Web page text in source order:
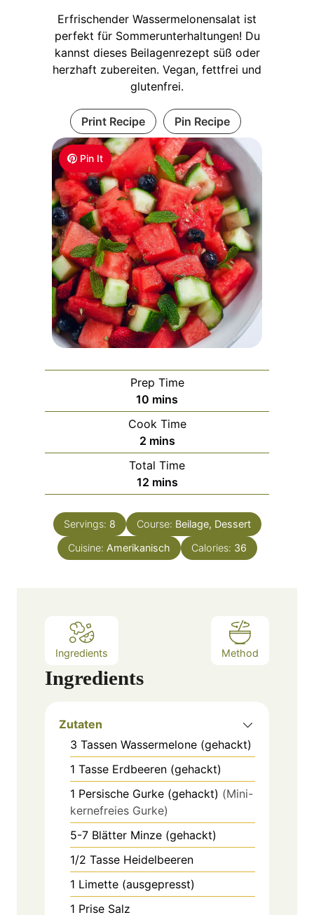
Pin It
Erfrischender Wassermelonensalat ist
perfekt für Sommerunterhaltungen! Du
kannst dieses Beilagenrezept süß oder
herzhaft zubereiten. Vegan, fettfrei und
glutenfrei.
Print Recipe Pin Recipe
Prep Time
10 m
i
n
u
t
e
s
mins
Cook Time
2m
i
n
u
e
s
mins
Total Time
12m
i
n
u
t
mins
Servings: 8 Course: Beilage, Dessert
Cuisine: Amerikanisch Calories: 36
Ingredients Method
Ingredients
Zutaten
3 Tassen Wassermelone (gehackt)
1 Tasse Erdbeeren (gehackt)
1 Persische Gurke (gehackt) (Mini-
kernefreies Gurke)
5-7 Blätter Minze (gehackt)
1/2 Tasse Heidelbeeren
1 Limette (ausgepresst)
1 Prise Salz